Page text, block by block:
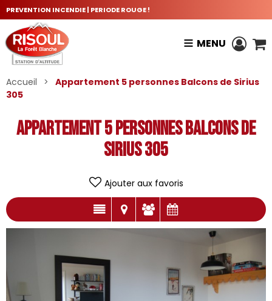
PREVENTION INCENDIE | PERIODE ROUGE !
MENU
Accueil >
Appartement 5 personnes Balcons de Sirius
305
Appartement 5 personnes Balcons de
Sirius 305
Ajouter aux favoris